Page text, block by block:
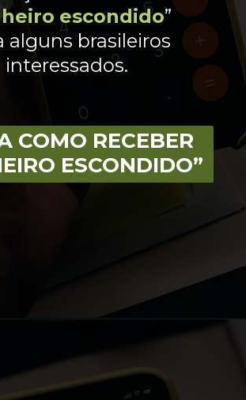
escondido”
alguns brasileiros
interessados.
COMO RECEBER
ESCONDIDO”